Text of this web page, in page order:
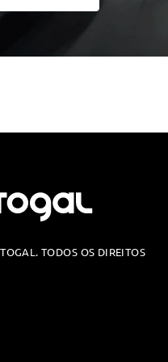
Combustivel, Oleo, Anti-
Pastilhas Travões
De Manutenção - Assyst
Exterior
Assento Do Passageiro
TODOS OS DIREITOS